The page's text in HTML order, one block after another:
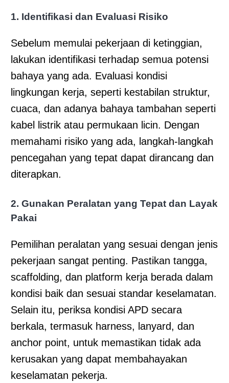
1. Identifikasi dan Evaluasi Risiko
Sebelum memulai pekerjaan di ketinggian,
lakukan identifikasi terhadap semua potensi
bahaya yang ada. Evaluasi kondisi
lingkungan kerja, seperti kestabilan struktur,
cuaca, dan adanya bahaya tambahan seperti
kabel listrik atau permukaan licin. Dengan
memahami risiko yang ada, langkah-langkah
pencegahan yang tepat dapat dirancang dan
diterapkan.
2. Gunakan Peralatan yang Tepat dan Layak
Pakai
Pemilihan peralatan yang sesuai dengan jenis
pekerjaan sangat penting. Pastikan tangga,
scaffolding, dan platform kerja berada dalam
kondisi baik dan sesuai standar keselamatan.
Selain itu, periksa kondisi APD secara
berkala, termasuk harness, lanyard, dan
anchor point, untuk memastikan tidak ada
kerusakan yang dapat membahayakan
keselamatan pekerja.